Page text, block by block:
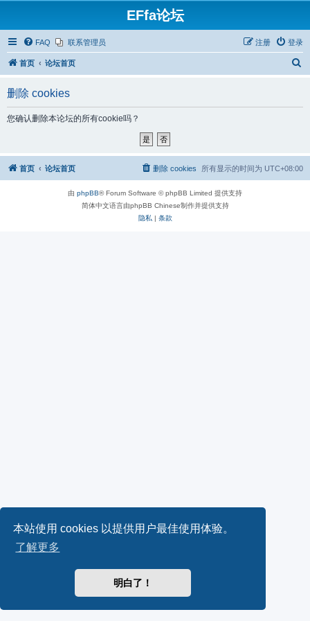
本站使用 cookies 以提供用户最佳使用体验。
了解更多
明白了！
EFfa论坛
FAQ 联系管理员 登录
注册
首页 论坛首页
删除 cookies
您确认删除本论坛的所有cookie吗？
首页 论坛首页 所有显示的时间为 UTC+08:00
删除 cookies
由 phpBB® Forum Software © phpBB Limited 提供支持
简体中文语言由phpBB Chinese制作并提供支持
隐私 | 条款